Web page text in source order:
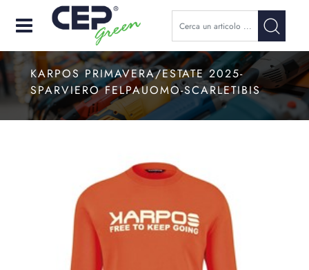
Open
KARPOS PRIMAVERA/ESTATE 2025-
SPARVIERO FELPAUOMO-SCARLETIBIS